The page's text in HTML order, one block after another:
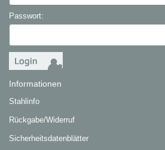
Passwort:
Informationen
Stahlinfo
Rückgabe/Widerruf
Sicherheitsdatenblätter